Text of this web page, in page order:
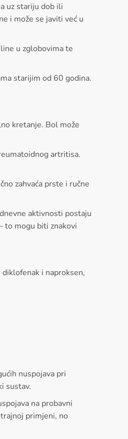
uz stariju dob ili
i može se javiti već u
u zglobovima te
starijim od 60 godina.
kretanje. Bol može
artritisa.
zahvaća prste i ručne
aktivnosti postaju
to mogu biti znakovi
i naproksen,
nuspojava pri
sustav.
na probavni
primjeni, no